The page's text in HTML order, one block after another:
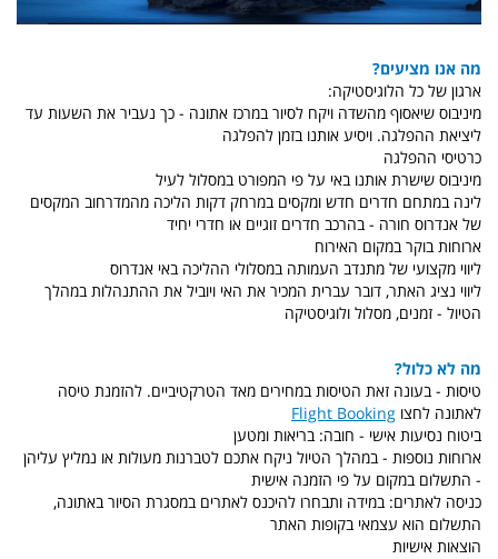
מה אנו מציעים?
ארגון של כל הלוגיסטיקה:
מיניבוס שיאסוף מהשדה ויקח לסיור במרכז אתונה - כך נעביר את השעות עד
ליציאת ההפלגה. ויסיע אותנו בזמן להפלגה
כרטיסי ההפלגה
מיניבוס שישרת אותנו באי על פי המפורט במסלול לעיל
לינה במתחם חדרים חדש ומקסים במרחק דקות הליכה מהמדרחוב המקסים
של אנדרוס חורה - בהרכב חדרים זוגיים או חדרי יחיד
ארוחות בוקר במקום האירוח
ליווי מקצועי של מתנדב העמותה במסלולי ההליכה באי אנדרוס
ליווי נציג האתר, דובר עברית המכיר את האי ויוביל את ההתנהלות במהלך
הטיול - זמנים, מסלול ולוגיסטיקה
מה לא כלול?
טיסות - בעונה זאת הטיסות במחירים מאד הטרקטיביים. להזמנת טיסה
לאתונה לחצו Flight Booking
ביטוח נסיעות אישי - חובה: בריאות ומטען
ארוחות נוספות - במהלך הטיול ניקח אתכם לטברנות מעולות או נמליץ עליהן
- התשלום במקום על פי הזמנה אישית
כניסה לאתרים: במידה ותבחרו להיכנס לאתרים במסגרת הסיור באתונה,
התשלום הוא עצמאי בקופות האתר
הוצאות אישיות